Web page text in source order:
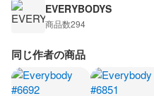
EVERYBODYS
商品数294
同じ作者の商品